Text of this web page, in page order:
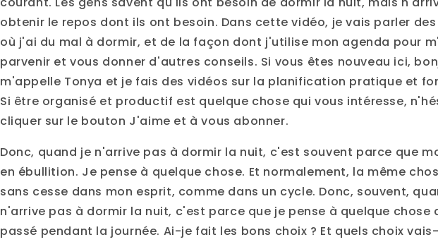
obtenir le repos dont ils ont besoin. Dans cette vidéo, je vais parler
où j'ai du mal à dormir, et de la façon dont j'utilise mon agenda pour
parvenir et vous donner d'autres conseils. Si vous êtes nouveau ici,
m'appelle Tonya et je fais des vidéos sur la planification pratique et
Si être organisé et productif est quelque chose qui vous intéresse,
cliquer sur le bouton J'aime et à vous abonner.
Donc, quand je n'arrive pas à dormir la nuit, c'est souvent parce que
en ébullition. Je pense à quelque chose. Et normalement, la même
sans cesse dans mon esprit, comme dans un cycle. Donc, souvent,
n'arrive pas à dormir la nuit, c'est parce que je pense à quelque chose
passé pendant la journée. Ai-je fait les bons choix ? Et quels choix